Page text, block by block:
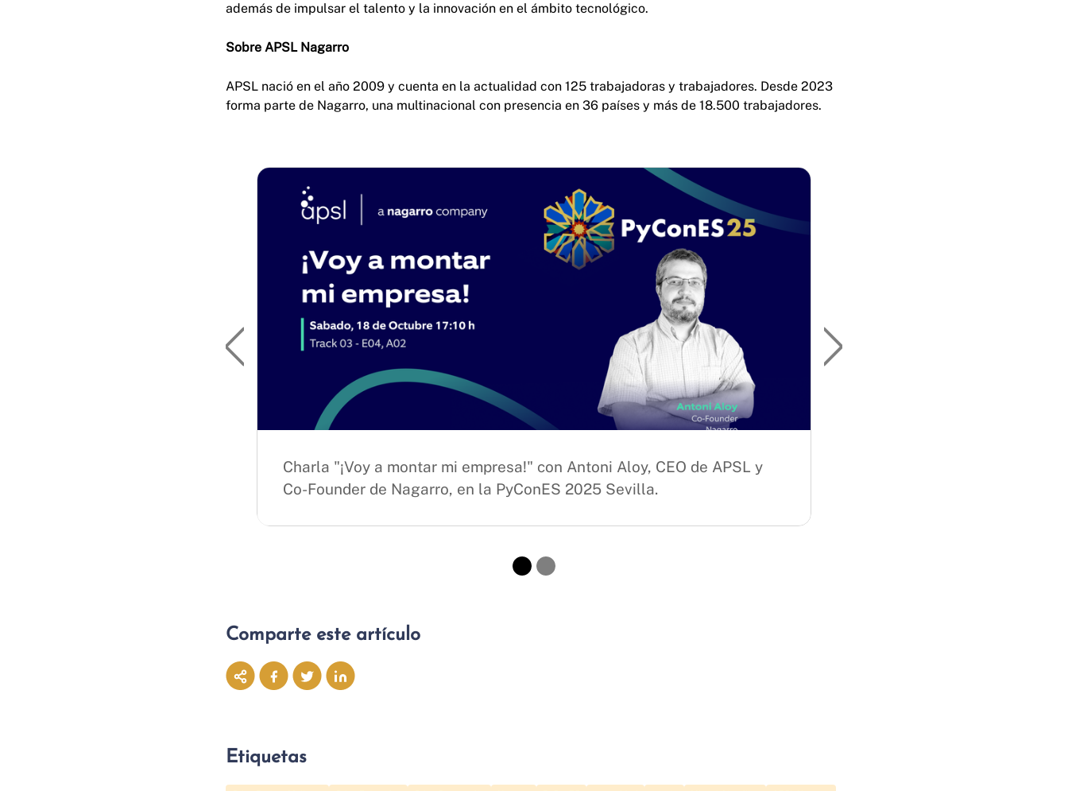
además de impulsar el talento y la innovación en el ámbito tecnológico.
Sobre APSL Nagarro
APSL nació en el año 2009 y cuenta en la actualidad con 125 trabajadoras y trabajadores. Desde 2023
forma parte de Nagarro, una multinacional con presencia en 36 países y más de 18.500 trabajadores.
Charla "¡Voy a montar mi empresa!" con Antoni Aloy, CEO de APSL y
Co-Founder de Nagarro, en la PyConES 2025 Sevilla.
Previous Next
Comparte este artículo
Etiquetas